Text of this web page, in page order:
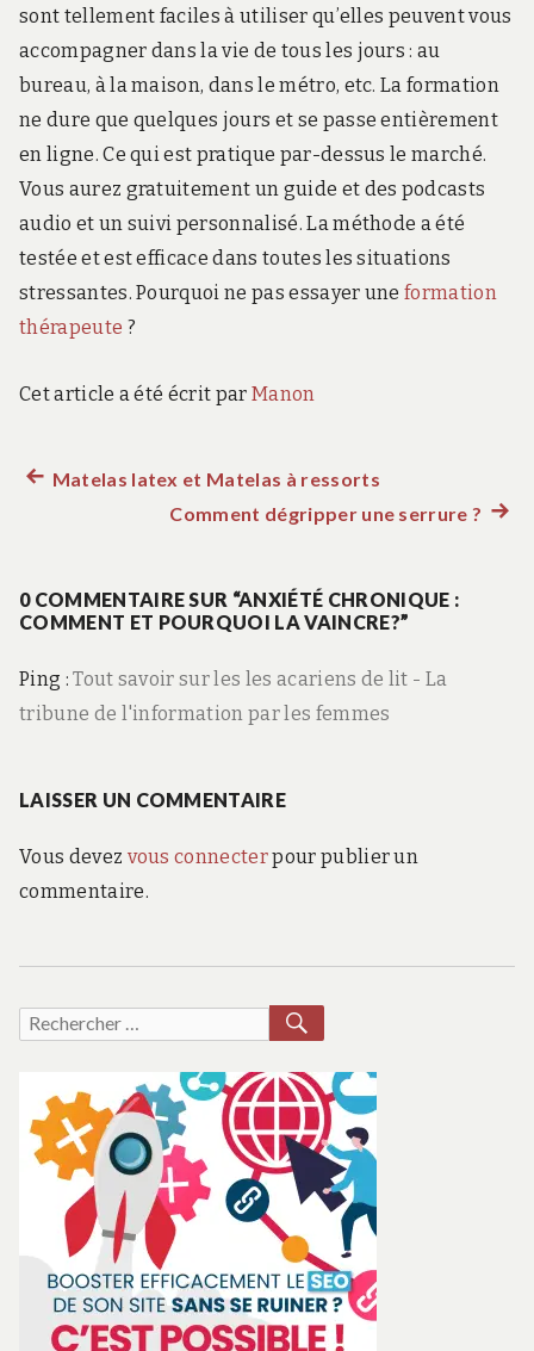
sont tellement faciles à utiliser qu’elles peuvent vous
accompagner dans la vie de tous les jours : au
bureau, à la maison, dans le métro, etc. La formation
ne dure que quelques jours et se passe entièrement
en ligne. Ce qui est pratique par-dessus le marché.
Vous aurez gratuitement un guide et des podcasts
audio et un suivi personnalisé. La méthode a été
testée et est efficace dans toutes les situations
stressantes. Pourquoi ne pas essayer uneformation
thérapeute ?
Cet article a été écrit par Manon
Navigation
l’article
Article
Matelas latex et Matelas à ressorts
Comment dégripper une serrure ?
0 COMMENTAIRE SUR “ANXIÉTÉ CHRONIQUE :
COMMENT ET POURQUOI LA VAINCRE?”
Ping :Tout savoir sur les les acariens de lit - La
tribune de l'information par les femmes
LAISSER UN COMMENTAIRE
Vous devez vous connecterpour publier un
commentaire.
Recherche